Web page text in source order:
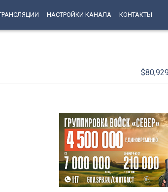
НАСТРОЙКИ КАНАЛА КОНТАКТЫ
Петербургские